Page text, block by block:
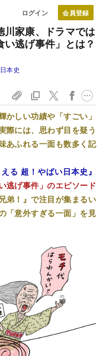
ログイン
川家康、ドラマでは
逃げ事件」とは？
本史
かしい功績や「すごい」
際には、思わず目を疑う
あふれる一面も数多く記
る 超！やばい日本史』
い逃げ事件」のエピソード
弟！』で注目が集まるい
「意外すぎる一面」を見